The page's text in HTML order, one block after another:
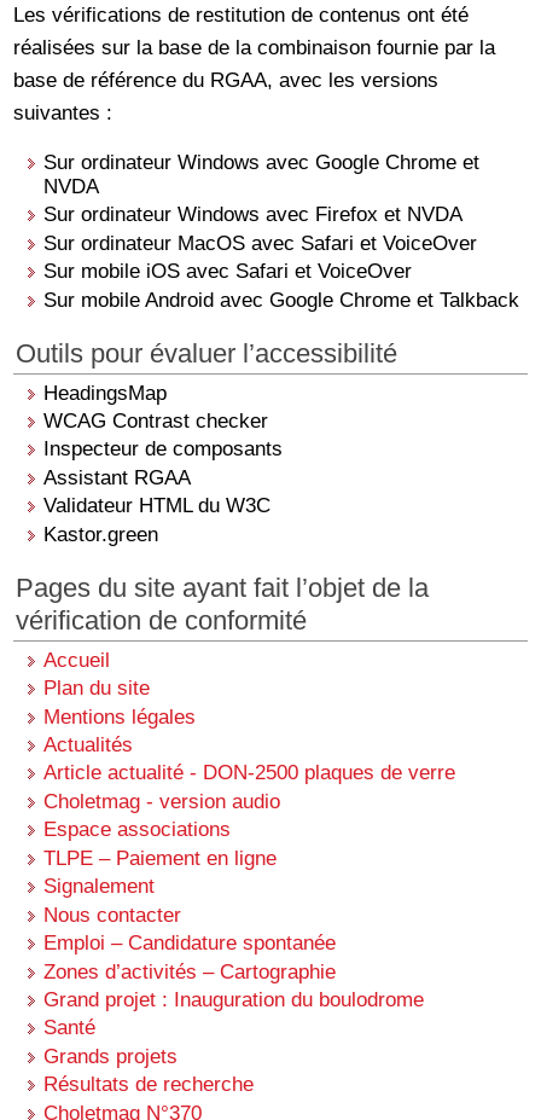
Les vérifications de restitution de contenus ont été
réalisées sur la base de la combinaison fournie par la
base de référence du RGAA, avec les versions
suivantes :
Sur ordinateur Windows avec Google Chrome et
NVDA
Sur ordinateur Windows avec Firefox et NVDA
Sur ordinateur MacOS avec Safari et VoiceOver
Sur mobile iOS avec Safari et VoiceOver
Sur mobile Android avec Google Chrome et Talkback
Outils pour évaluer l’accessibilité
HeadingsMap
WCAG Contrast checker
Inspecteur de composants
Assistant RGAA
Validateur HTML du W3C
Kastor.green
Pages du site ayant fait l’objet de la
vérification de conformité
Accueil
Plan du site
Mentions légales
Actualités
Article actualité - DON-2500 plaques de verre
Choletmag - version audio
Espace associations
TLPE – Paiement en ligne
Signalement
Nous contacter
Emploi – Candidature spontanée
Zones d’activités – Cartographie
Grand projet : Inauguration du boulodrome
Santé
Grands projets
Résultats de recherche
Choletmag N°370